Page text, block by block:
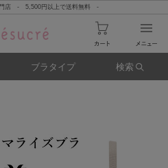
門店 - 5,500円以上で送料無料 -
ブラタイプ 検索